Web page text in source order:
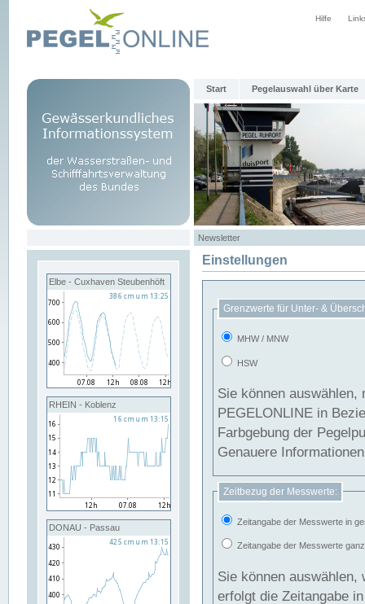
Hilfe
Start Pegelauswahl über Karte
Newsletter
Elbe - Cuxhaven Steubenhöft
RHEIN - Koblenz
DONAU - Passau
Einstellungen
Grenzwerte für Unter- &
MHW / MNW
HSW
Sie können
PEGELONLINE in Beziehung
Farbgebung der
Genauere
Zeitbezug der Messwerte:
Zeitangabe der Messwerte in
Zeitangabe der Messwerte
Sie können auswählen,
erfolgt die Zeitangabe